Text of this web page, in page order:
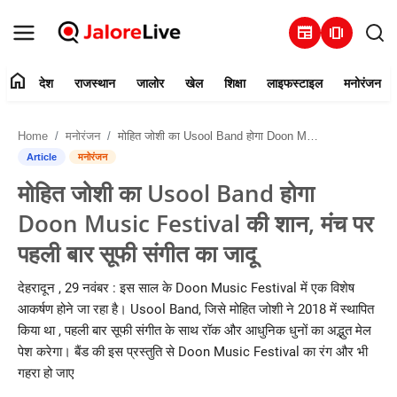
newspaper amp_stories
संपर्क करें
देश
राजस्थान
जालोर
खेल
शिक्षा
home देश राजस्थान जालोर खेल शिक्षा लाइफस्टाइल मनोरंजन
Home मनोरंजन मोहित जोशी का Usool Band होगा Doon Music Festival की शान, मंच पर पहली बार सूफी संगीत का जादू
Article मनोरंजन
मोहित जोशी का Usool Band होगा
Doon Music Festival की शान, मंच पर
पहली बार सूफी संगीत का जादू
देहरादून , 29 नवंबर : इस साल के Doon Music Festival में एक विशेष
आकर्षण होने जा रहा है। Usool Band, जिसे मोहित जोशी ने 2018 में स्थापित
किया था , पहली बार सूफी संगीत के साथ रॉक और आधुनिक धुनों का अद्भुत मेल
पेश करेगा। बैंड की इस प्रस्तुति से Doon Music Festival का रंग और भी
गहरा हो जाए